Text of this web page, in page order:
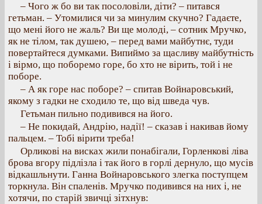
– Чого ж бо ви так посоловіли, діти? – питався
гетьман. – Утомилися чи за минулим скучно? Гадаєте,
що мені його не жаль? Ви ще молоді, – сотник Мручко,
як не тілом, так душею, – перед вами майбутнє, туди
повертайтеся думками. Випиймо за щасливу майбутність
і вірмо, що поборемо горе, бо хто не вірить, той і не
поборе.
– А як горе нас поборе? – спитав Войнаровський,
якому з гадки не сходило те, що від шведа чув.
Гетьман пильно подивився на його.
– Не покидай, Андрію, надії! – сказав і накивав йому
пальцем. – Тобі вірити треба!
Орликові на висках жили понабігали, Горленкові ліва
брова вгору підлізла і так його в горлі дернуло, що мусів
відкашльнути. Ганна Войнаровського злегка поступцем
торкнула. Він спаленів. Мручко подивився на них і, не
хотячи, по старій звичці зітхнув: